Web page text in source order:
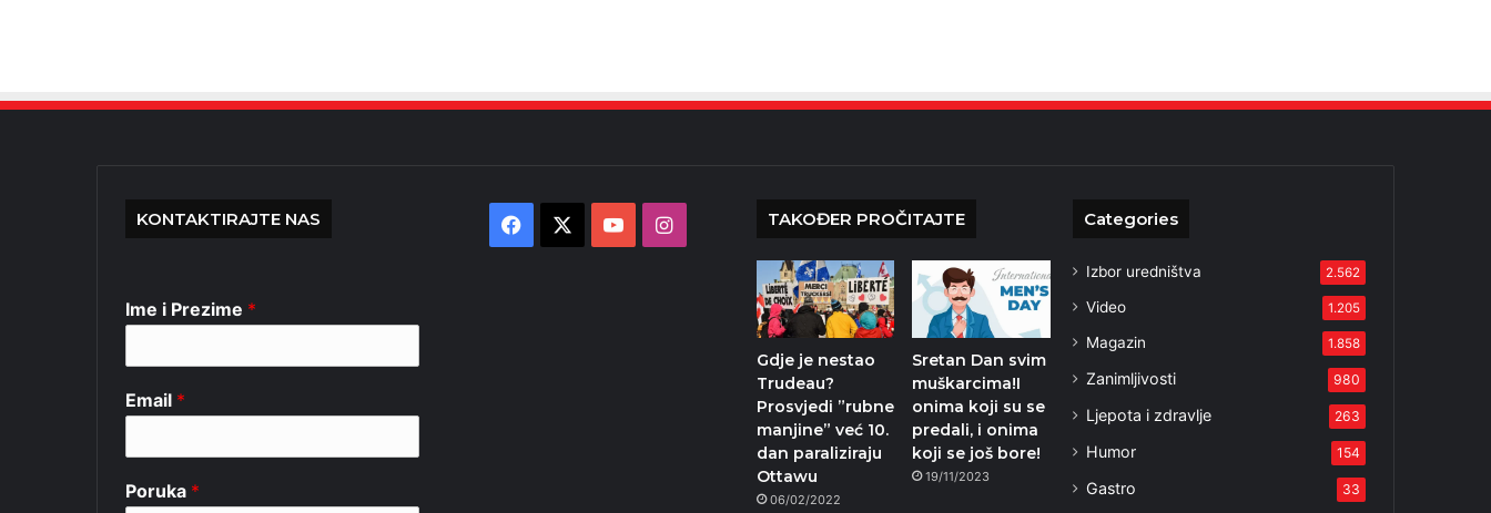
KONTAKTIRAJTE NAS
Ime i Prezime *
Email *
Poruka *
Facebook YouTubeInstagram TAKOĐER PROČITAJTE
Gdje je nestao
Trudeau?
Prosvjedi ”rubne
manjine” već 10.
dan paraliziraju
Ottawu
06/02/2022
Sretan Dan svim
muškarcima!I
onima koji su se
predali, i onima
koji se još bore!
19/11/2023
Categories
Izbor uredništva 2.562
Video 1.205
Magazin 1.858
Zanimljivosti 980
Ljepota i zdravlje 263
Humor 154
Gastro 33